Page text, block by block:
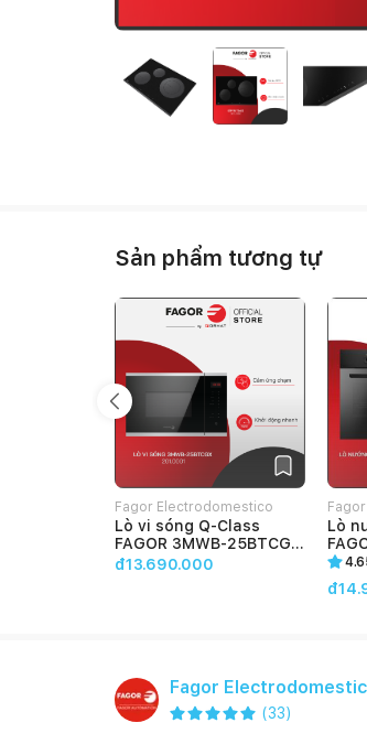
Sản phẩm tương tự
Fagor Electrodomestico
VietNam
Lò vi sóng Q-Class
FAGOR 3MWB-25BTCGX
(201.0001)
đ13.690.000
Lò
Fagor
(33)